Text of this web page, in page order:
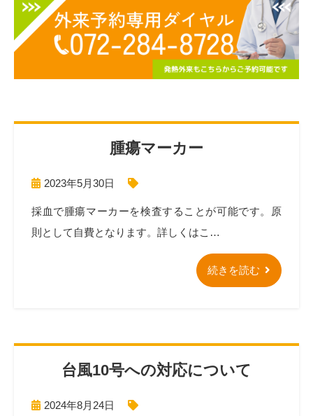
腫瘍マーカー
2023年5月30日
採血で腫瘍マーカーを検査することが可能です。原
則として自費となります。詳しくはこ…
続きを読む
台風10号への対応について
2024年8月24日